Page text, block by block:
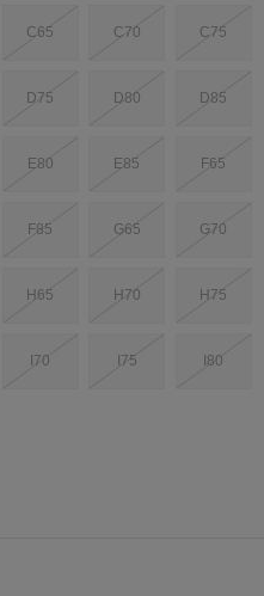
C65 C70 C75
D75 D80 D85
E80 E85 F65
F85 G65 G70
H65 H70 H75
I70 I75 I80